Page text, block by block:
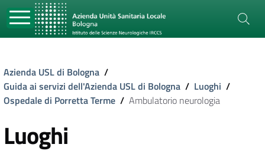
Azienda USL di Bologna /
Guida ai servizi dell'Azienda USL di Bologna / Luoghi /
Ospedale di Porretta Terme / Ambulatorio neurologia
Luoghi